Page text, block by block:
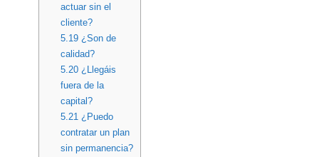
actuar sin el
cliente?
5.19¿Son de
calidad?
5.20¿Llegáis
fuera de la
capital?
5.21 ¿Puedo
contratar un plan
sin permanencia?